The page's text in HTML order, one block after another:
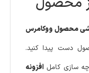
محصول ووکامرس
دست پیدا کنید.
سازی کامل افزونه